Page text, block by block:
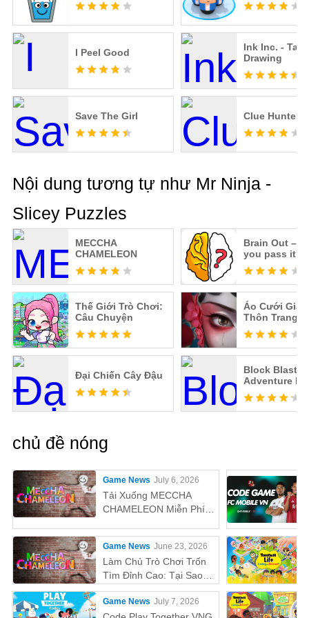
I Peel Good
Ink Inc. -
Drawing
Save The Girl Clue Hunter
Nội dung tương tự như Mr Ninja -
Slicey Puzzles
MECCHA
CHAMELEON
Brain Out –
you pass it?
Thế Giới Trò Chơi:
Câu Chuyện
Áo Cưới Giấy
Thôn Trang
Đại Chiến Cây Đậu
Block Blast
Adventure
chủ đề nóng
Game News July 6, 2026
Tải Xuống MECCHA
CHAMELEON Miễn Phí
Game News June 23, 2026
Làm Chủ Trò Chơi Trốn
Tìm Đỉnh Cao: Tại Sao
MEmu Là Cách Tốt Nhất
Để Chơi MECCHA
Game News July 7, 2026